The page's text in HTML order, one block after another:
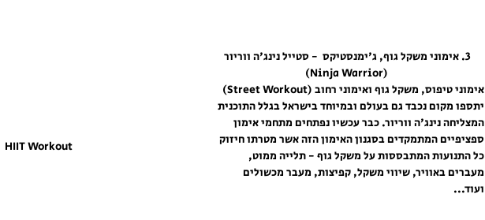
HIIT Workout
3. אימוני משקל גוף, ג'ימנסטיקס  - סטייל נינג'ה ווריור
(Ninja Warrior)
אימוני טיפוס, משקל גוף ואימוני רחוב (Street Workout)
יתספו מקום נכבד גם בעולם ובמיוחד בישראל בגלל התוכנית
המצליחה נינג'ה ווריור. כבר עכשיו נפתחים מתחמי אימון
ספציפיים המתמקדים בסגנון האימון הזה אשר מטרתו חיזוק
כל התנועות המתבססות על משקל גוף - תלייה ממוט,
מעברים באוויר, שיווי משקל, קפיצות, מעבר מכשולים
ועוד...